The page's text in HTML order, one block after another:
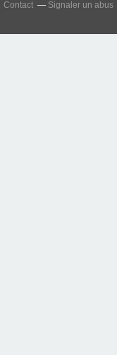
Contact
Signaler un abus